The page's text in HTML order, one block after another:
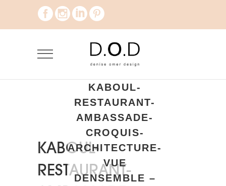
KABOUL-
RESTAURANT-
AMBASSADE-
CROQUIS-
ARCHITECTURE-
VUE
DENSEMBLE –
KABOUL-
RESTAURANT-